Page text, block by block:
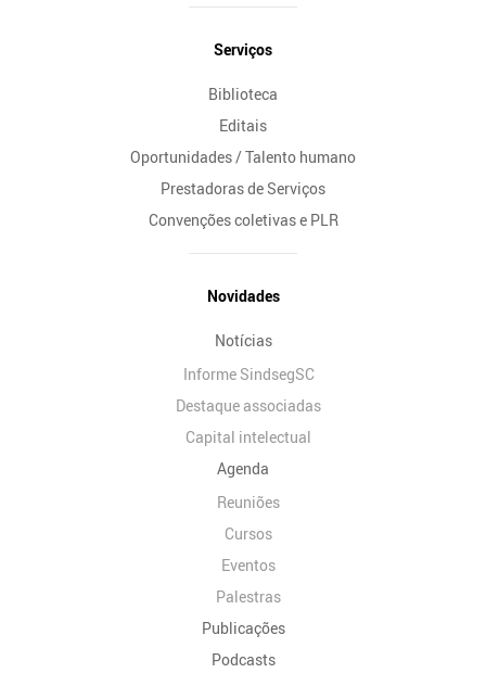
Serviços
Biblioteca
Editais
Oportunidades / Talento humano
Prestadoras de Serviços
Convenções coletivas e PLR
Novidades
Notícias
Informe SindsegSC
Destaque associadas
Capital intelectual
Agenda
Reuniões
Cursos
Eventos
Palestras
Publicações
Podcasts